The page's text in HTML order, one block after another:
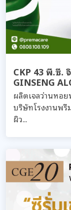
CKP 43 พี.ซี.
GINSENG
ผลิตเจลว่านหอย
บริษัทโรงงานพรี
ผิว...